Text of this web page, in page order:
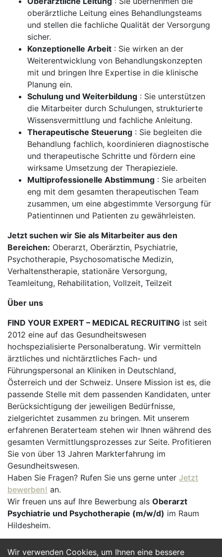
Wir verwenden Cookies, um Ihnen eine bessere
oberärztliche Leitung eines Behandlungsteams
und stellen die fachliche Qualität der Versorgung
sicher.
Konzeptionelle Arbeit : Sie wirken an der
Weiterentwicklung von Behandlungskonzepten
mit und bringen Ihre Expertise in die klinische
Planung ein.
Schulung und Weiterbildung : Sie unterstützen
die Mitarbeiter durch Schulungen, strukturierte
Wissensvermittlung und fachliche Anleitung.
Therapeutische Steuerung : Sie begleiten die
Behandlung fachlich, koordinieren diagnostische
und therapeutische Schritte und fördern eine
wirksame Umsetzung der Therapieziele.
Multiprofessionelle Abstimmung : Sie arbeiten
eng mit dem gesamten therapeutischen Team
zusammen, um eine abgestimmte Versorgung für
Patientinnen und Patienten zu gewährleisten.
Jetzt suchen wir Sie als Mitarbeiter aus den
Bereichen: Oberarzt, Oberärztin, Psychiatrie,
Psychotherapie, Psychosomatische Medizin,
Verhaltenstherapie, stationäre Versorgung,
Teamleitung, Rehabilitation, Vollzeit, Teilzeit
Über uns
FIND YOUR EXPERT – MEDICAL RECRUITING ist seit
2012 eine auf das Gesundheitswesen
hochspezialisierte Personalberatung. Wir vermitteln
ärztliches und nichtärztliches Fach- und
Führungspersonal an Kliniken in Deutschland,
Österreich und der Schweiz. Unsere Mission ist es, die
passende Stelle mit dem passenden Kandidaten, unter
Berücksichtigung der jeweiligen Bedürfnisse,
zielgerichtet zusammen zu bringen. Mit unserem
erfahrenen Beraterteam stehen wir Ihnen während des
gesamten Vermittlungsprozesses zur Seite. Profitieren
Sie von über 13 Jahren Markterfahrung im
Gesundheitswesen.
Haben Sie Fragen? Rufen Sie uns gerne unter Jetzt
bewerben! an.
Wir freuen uns auf Ihre Bewerbung als Oberarzt
Psychiatrie und Psychotherapie (m/w/d) im Raum
Hildesheim.